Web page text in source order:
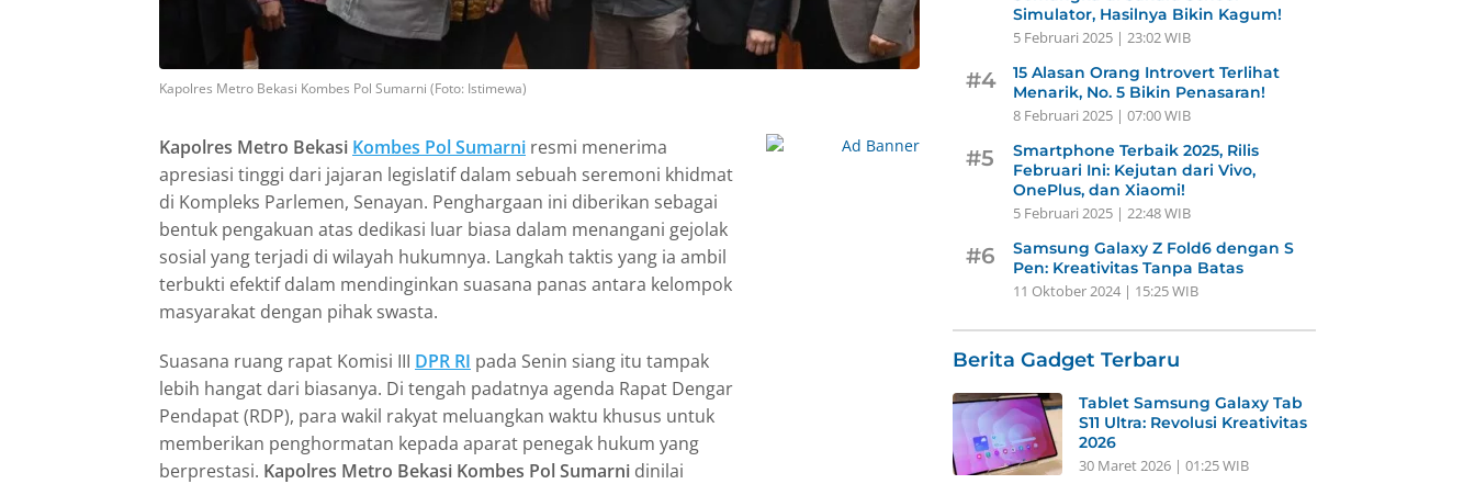
Kapolres Metro Bekasi Kombes Pol Sumarni (Foto: Istimewa)
Kapolres Metro Bekasi Kombes Pol Sumarni resmi menerima
apresiasi tinggi dari jajaran legislatif dalam sebuah seremoni khidmat
di Kompleks Parlemen, Senayan. Penghargaan ini diberikan sebagai
bentuk pengakuan atas dedikasi luar biasa dalam menangani gejolak
sosial yang terjadi di wilayah hukumnya. Langkah taktis yang ia ambil
terbukti efektif dalam mendinginkan suasana panas antara kelompok
masyarakat dengan pihak swasta.
Suasana ruang rapat Komisi III DPR RI pada Senin siang itu tampak
lebih hangat dari biasanya. Di tengah padatnya agenda Rapat Dengar
Pendapat (RDP), para wakil rakyat meluangkan waktu khusus untuk
memberikan penghormatan kepada aparat penegak hukum yang
berprestasi. Kapolres Metro Bekasi Kombes Pol Sumarni dinilai
Simulator, Hasilnya Bikin Kagum!
5 Februari 2025 | 23:02 WIB
#4
15 Alasan Orang Introvert Terlihat
Menarik, No. 5 Bikin Penasaran!
8 Februari 2025 | 07:00 WIB
#5
Smartphone Terbaik 2025, Rilis
Februari Ini: Kejutan dari Vivo,
OnePlus, dan Xiaomi!
5 Februari 2025 | 22:48 WIB
#6
Samsung Galaxy Z Fold6 dengan S
Pen: Kreativitas Tanpa Batas
11 Oktober 2024 | 15:25 WIB
Berita Gadget Terbaru
Tablet Samsung Galaxy Tab
S11 Ultra: Revolusi Kreativitas
2026
30 Maret 2026 | 01:25 WIB